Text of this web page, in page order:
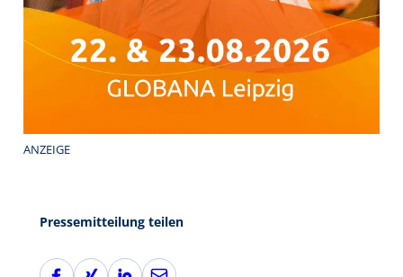
ANZEIGE
Pressemitteilung teilen
F
X
L
E